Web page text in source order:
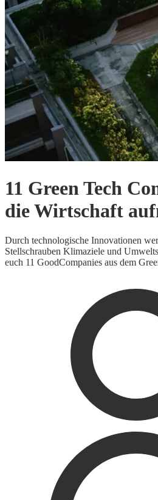
11 Green Tech
die Wirtschaft
Durch technologische Innovationen
Stellschrauben Klimaziele und
euch 11 GoodCompanies aus dem